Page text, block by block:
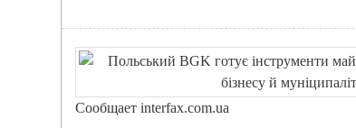
Сообщает interfax.com.ua